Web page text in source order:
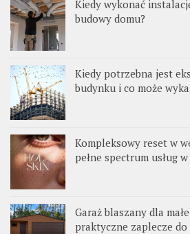
Kiedy wykonać
budowy domu?
Kiedy potrzebna jest
budynku i co może
Kompleksowy reset w
pełne spectrum usług
Garaż blaszany dla
praktyczne zaplecze do